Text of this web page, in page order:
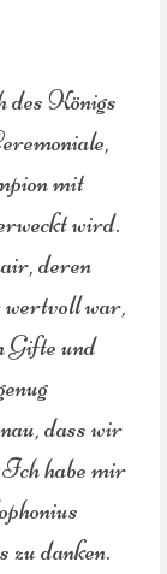
Königs
mit
wird.
deren
war,
Gifte und
dass wir
Ich habe mir
zu danken.